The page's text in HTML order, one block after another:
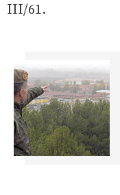
III/61.